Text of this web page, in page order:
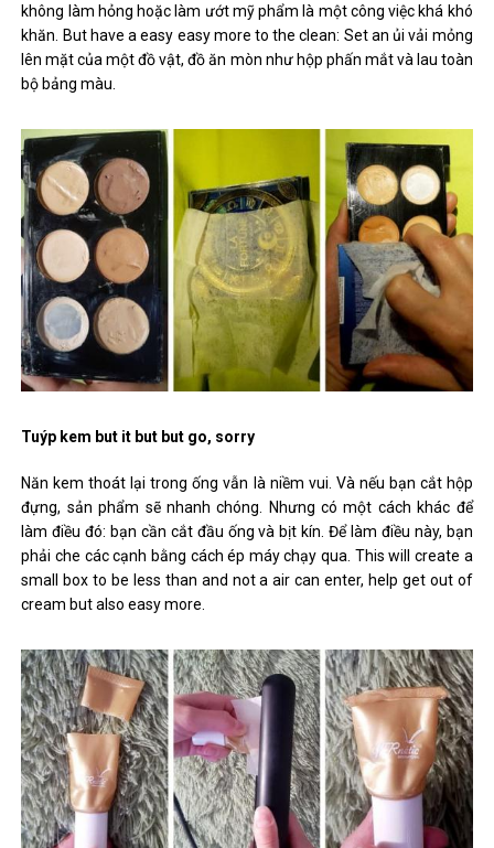
không làm hỏng hoặc làm ướt mỹ phẩm là một công việc khá khó
khăn. But have a easy easy more to the clean: Set an ủi vải mỏng
lên mặt của một đồ vật, đồ ăn mòn như hộp phấn mắt và lau toàn
bộ bảng màu.
Tuýp kem but it but but go, sorry
Năn kem thoát lại trong ống vẫn là niềm vui. Và nếu bạn cắt hộp
đựng, sản phẩm sẽ nhanh chóng. Nhưng có một cách khác để
làm điều đó: bạn cần cắt đầu ống và bịt kín. Để làm điều này, bạn
phải che các cạnh bằng cách ép máy chạy qua. This will create a
small box to be less than and not a air can enter, help get out of
cream but also easy more.